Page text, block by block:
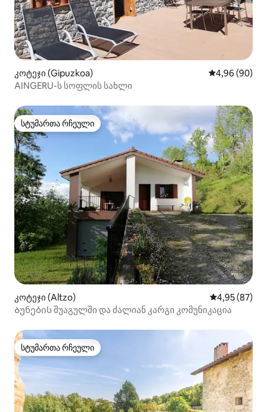
კოტეჯი (Gipuzkoa) საშუალო
4,96 (90)
AINGERU-ს სოფლის სახლი
სტუმართა რჩეული
სტუმართა რჩეული
კოტეჯი (Altzo) საშუალო
4,95 (87)
Ბუნების შუაგულში და ძალიან კარგი კომუნიკაცია
სტუმართა რჩეული
სტუმართა რჩეული